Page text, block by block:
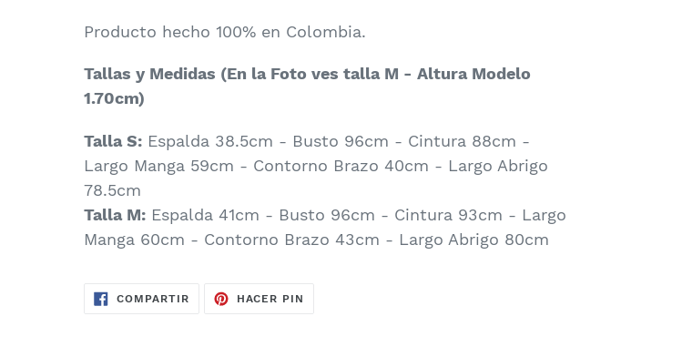
Producto hecho 100% en Colombia.
Tallas y Medidas (En la Foto ves talla M - Altura Modelo
1.70cm)
Talla S: Espalda 38.5cm - Busto 96cm - Cintura 88cm -
Largo Manga 59cm - Contorno Brazo 40cm - Largo Abrigo
78.5cm
Talla M: Espalda 41cm - Busto 96cm - Cintura 93cm - Largo
Manga 60cm - Contorno Brazo 43cm - Largo Abrigo 80cm
COMPARTIRCOMPARTIR
EN
HACER PIN